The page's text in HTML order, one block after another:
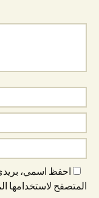
احفظ اسمي، بريدي
المتصفح لاستخدامها